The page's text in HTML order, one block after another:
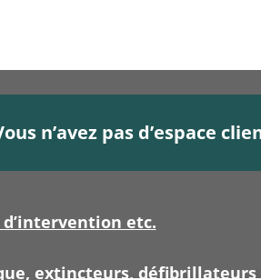
n’avez pas d’espace
d’intervention etc.
extincteurs, défibrillateurs